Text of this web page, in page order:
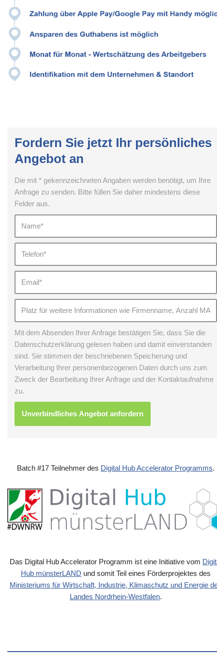
Fordern Sie jetzt Ihr persönliches
Angebot an
Die mit * gekennzeichneten Angaben werden benötigt, um Ihre
Anfrage zu senden. Bitte füllen Sie daher mindestens diese
Felder aus.
Mit dem Absenden Ihrer Anfrage bestätigen Sie, dass Sie die
Datenschutzerklärung gelesen haben und damit einverstanden
sind. Sie stimmen der beschriebenen Speicherung und
Verarbeitung Ihrer personenbezogenen Daten durch uns zum
Zweck der Bearbeitung Ihrer Anfrage und der Kontaktaufnahme
zu.
Batch #17 Teilnehmer des Digital Hub Accelerator Programms.
Das Digital Hub Accelerator Programm ist eine Initiative vom
Hub münsterLAND und somit Teil eines Förderprojektes des
Ministeriums für Wirtschaft, Industrie, Klimaschutz und Energie
Landes Nordrhein-Westfalen.